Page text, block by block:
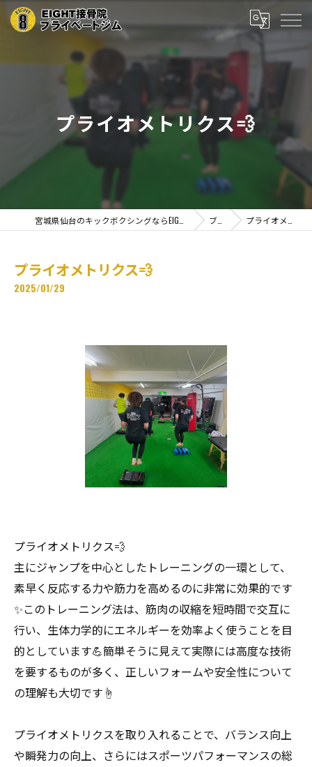
プライオメトリクス💨
ブログ プライオメトリクス💨
プライオメトリクス💨
2025/01/29
プライオメトリクス💨
主にジャンプを中心としたトレーニングの一環として、
素早く反応する力や筋力を高めるのに非常に効果的です
✨このトレーニング法は、筋肉の収縮を短時間で交互に
行い、生体力学的にエネルギーを効率よく使うことを目
的としています💪簡単そうに見えて実際には高度な技術
を要するものが多く、正しいフォームや安全性について
の理解も大切です☝️
プライオメトリクスを取り入れることで、バランス向上
や瞬発力の向上、さらにはスポーツパフォーマンスの総